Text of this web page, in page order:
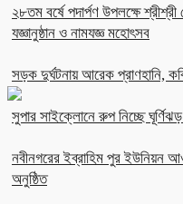
২৮তম বর্ষে পদার্পণ উপলক্ষে
যজ্ঞানুষ্ঠান ও নামযজ্ঞ মহোৎসব
সড়ক দুর্ঘটনায় আরেক প্রাণহানি,
সুপার সাইক্লোনে রুপ নিচ্ছে
নবীনগরের ইব্রাহিম পুর ইউনিয়ন
অনুষ্ঠিত